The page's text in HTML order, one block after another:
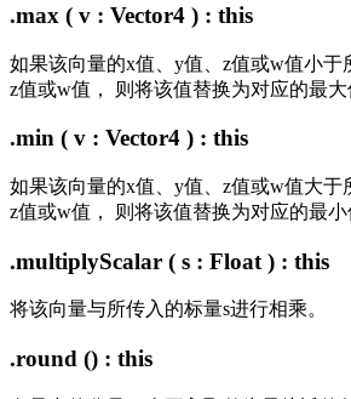
.max ( v : Vector4 ) : this
如果该向量的x值、y值、z值或w值小于
z值或w值， 则将该值替换为对应的最大
.min ( v : Vector4 ) : this
如果该向量的x值、y值、z值或w值大于
z值或w值， 则将该值替换为对应的最小
.multiplyScalar ( s : Float ) : this
将该向量与所传入的标量s进行相乘。
.round () : this